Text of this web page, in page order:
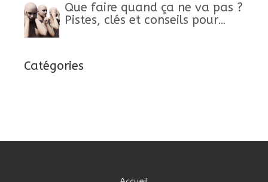
Que faire quand ça ne va pas ?
Pistes, clés et conseils pour
Catégories